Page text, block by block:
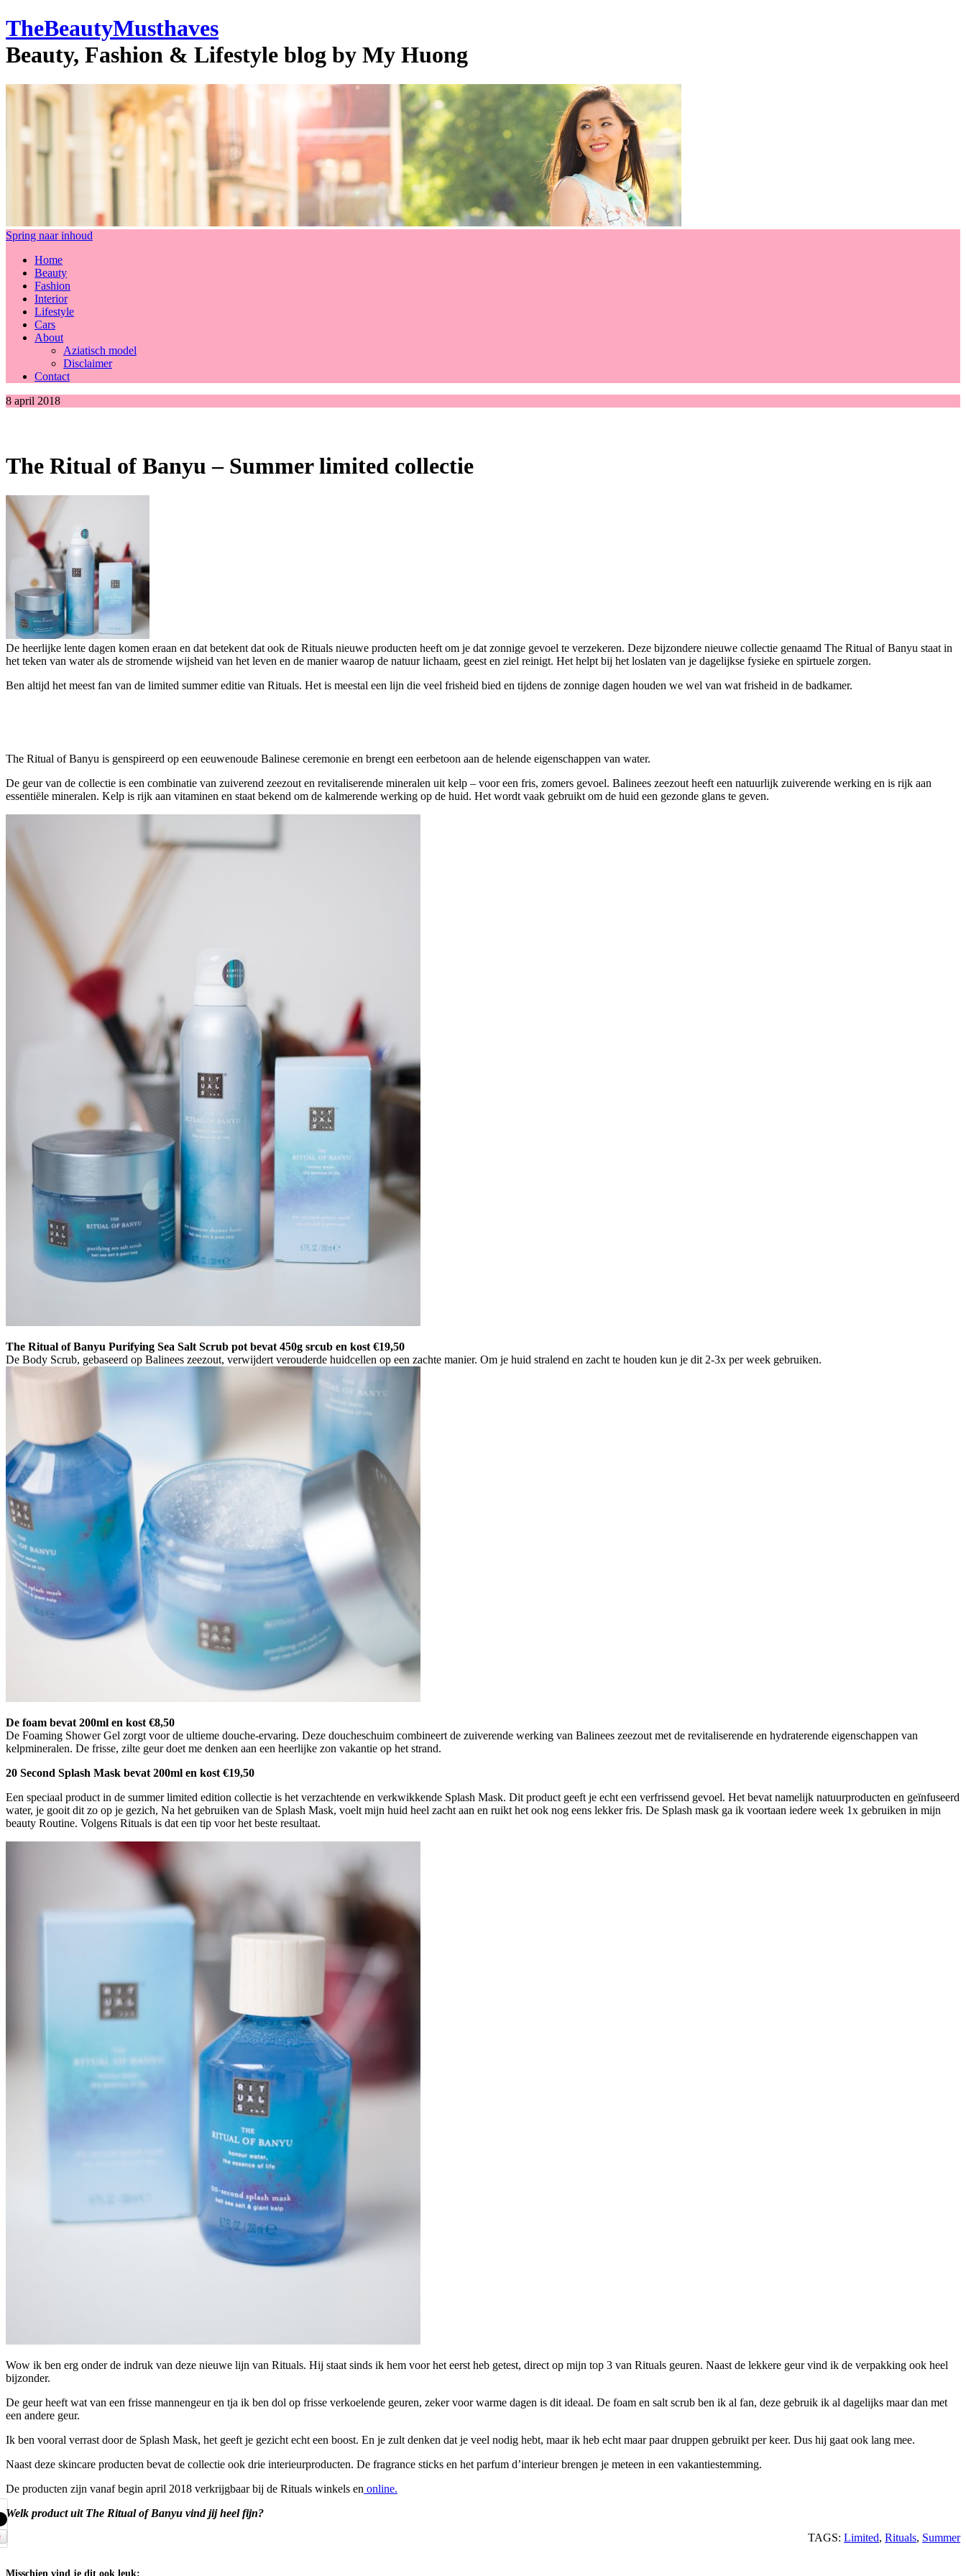
TheBeautyMusthaves
Beauty, Fashion & Lifestyle blog by My Huong
Spring naar inhoud
Home
Beauty
Fashion
Interior
Lifestyle
Cars
About
Aziatisch model
Disclaimer
Contact
8 april 2018
The Ritual of Banyu – Summer limited collectie
De heerlijke lente dagen komen eraan en dat betekent dat ook de Rituals nieuwe producten heeft om je dat zonnige gevoel te verzekeren. Deze bijzondere nieuwe collectie genaamd The Ritual of Banyu staat in
het teken van water als de stromende wijsheid van het leven en de manier waarop de natuur lichaam, geest en ziel reinigt. Het helpt bij het loslaten van je dagelijkse fysieke en spirtuele zorgen.
Ben altijd het meest fan van de limited summer editie van Rituals. Het is meestal een lijn die veel frisheid bied en tijdens de zonnige dagen houden we wel van wat frisheid in de badkamer.
The Ritual of Banyu is genspireerd op een eeuwenoude Balinese ceremonie en brengt een eerbetoon aan de helende eigenschappen van water.
De geur van de collectie is een combinatie van zuiverend zeezout en revitaliserende mineralen uit kelp – voor een fris, zomers gevoel. Balinees zeezout heeft een natuurlijk zuiverende werking en is rijk aan
essentiële mineralen. Kelp is rijk aan vitaminen en staat bekend om de kalmerende werking op de huid. Het wordt vaak gebruikt om de huid een gezonde glans te geven.
The Ritual of Banyu Purifying Sea Salt Scrub pot bevat 450g srcub en kost €19,50
De Body Scrub, gebaseerd op Balinees zeezout, verwijdert verouderde huidcellen op een zachte manier. Om je huid stralend en zacht te houden kun je dit 2-3x per week gebruiken.
De foam bevat 200ml en kost €8,50
De Foaming Shower Gel zorgt voor de ultieme douche-ervaring. Deze doucheschuim combineert de zuiverende werking van Balinees zeezout met de revitaliserende en hydraterende eigenschappen van
kelpmineralen. De frisse, zilte geur doet me denken aan een heerlijke zon vakantie op het strand.
20 Second Splash Mask bevat 200ml en kost €19,50
Een speciaal product in de summer limited edition collectie is het verzachtende en verkwikkende Splash Mask. Dit product geeft je echt een verfrissend gevoel. Het bevat namelijk natuurproducten en geïnfuseerd
water, je gooit dit zo op je gezich, Na het gebruiken van de Splash Mask, voelt mijn huid heel zacht aan en ruikt het ook nog eens lekker fris. De Splash mask ga ik voortaan iedere week 1x gebruiken in mijn
beauty Routine. Volgens Rituals is dat een tip voor het beste resultaat.
Wow ik ben erg onder de indruk van deze nieuwe lijn van Rituals. Hij staat sinds ik hem voor het eerst heb getest, direct op mijn top 3 van Rituals geuren. Naast de lekkere geur vind ik de verpakking ook heel
bijzonder.
De geur heeft wat van een frisse mannengeur en tja ik ben dol op frisse verkoelende geuren, zeker voor warme dagen is dit ideaal. De foam en salt scrub ben ik al fan, deze gebruik ik al dagelijks maar dan met
een andere geur.
Ik ben vooral verrast door de Splash Mask, het geeft je gezicht echt een boost. En je zult denken dat je veel nodig hebt, maar ik heb echt maar paar druppen gebruikt per keer. Dus hij gaat ook lang mee.
Naast deze skincare producten bevat de collectie ook drie interieurproducten. De fragrance sticks en het parfum d’interieur brengen je meteen in een vakantiestemming.
De producten zijn vanaf begin april 2018 verkrijgbaar bij de Rituals winkels en online.
Welk product uit The Ritual of Banyu vind jij heel fijn?
TAGS: Limited, Rituals, Summer
Misschien vind je dit ook leuk: